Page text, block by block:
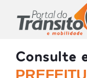
Consulte